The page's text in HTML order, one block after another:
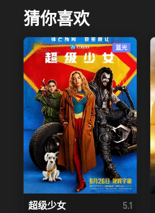
猜你喜欢
蓝光
超级少女 5.1